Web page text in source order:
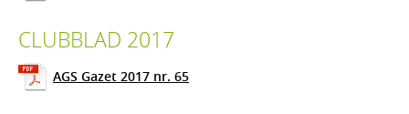
CLUBBLAD 2017
AGS Gazet 2017 nr. 65